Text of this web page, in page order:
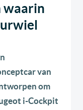
waarin
van
om
i-Cockpit